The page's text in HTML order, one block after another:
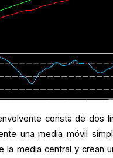
consta de dos
una media móvil
la media central y crean